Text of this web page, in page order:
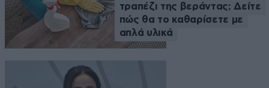
τραπέζι της βεράντας; Δείτε
πώς θα το καθαρίσετε με
απλά υλικά